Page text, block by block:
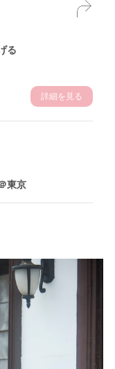
る
詳細を見る
東京